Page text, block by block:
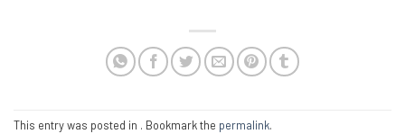
This entry was posted in . Bookmark the permalink.